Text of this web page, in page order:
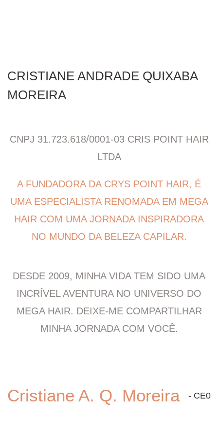
CRISTIANE ANDRADE QUIXABA
MOREIRA
CNPJ 31.723.618/0001-03 CRIS POINT HAIR
LTDA​
A FUNDADORA DA CRYS POINT HAIR, É
UMA ESPECIALISTA RENOMADA EM MEGA
HAIR COM UMA JORNADA INSPIRADORA
NO MUNDO DA BELEZA CAPILAR.
DESDE 2009, MINHA VIDA TEM SIDO UMA
INCRÍVEL AVENTURA NO UNIVERSO DO
MEGA HAIR. DEIXE-ME COMPARTILHAR
MINHA JORNADA COM VOCÊ.
Cristiane A. Q. Moreira - CE0